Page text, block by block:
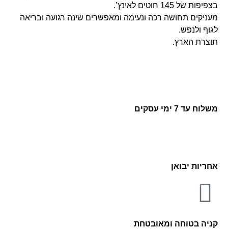
בצפיפות של 145 חוטים לאינץ’.
מעניקים תחושה רכה ונעימה ומאפשרים שינה רגועה ובריאה
לגוף ולנפש.
תוצרת הארץ.
משלוח עד 7 ימי עסקים
אחריות יבואן
קניה בטוחה ומאובטחת